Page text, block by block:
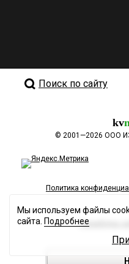
Поиск по сайту
kv
© 2001—2026 ООО
Политика
Разработка
Мы используем файлы
сайта. Подробнее